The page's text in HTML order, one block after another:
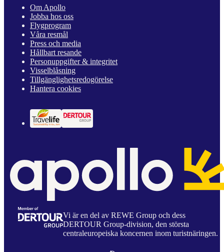
Om Apollo
Jobba hos oss
Flygprogram
Våra resmål
Press och media
Hållbart resande
Personuppgifter & integritet
Visselblåsning
Tillgänglighetsredogörelse
Hantera cookies
Vi är en del av REWE Group och dess
DERTOUR Group-division, den största
centraleuropeiska koncernen inom turistnäringen.